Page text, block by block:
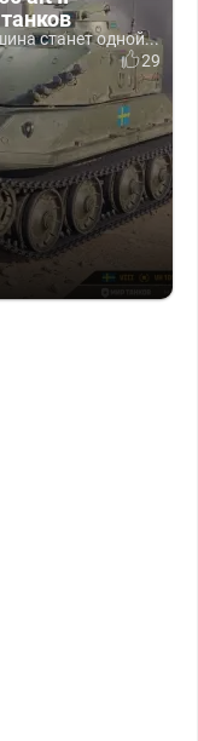
станет одной...
29